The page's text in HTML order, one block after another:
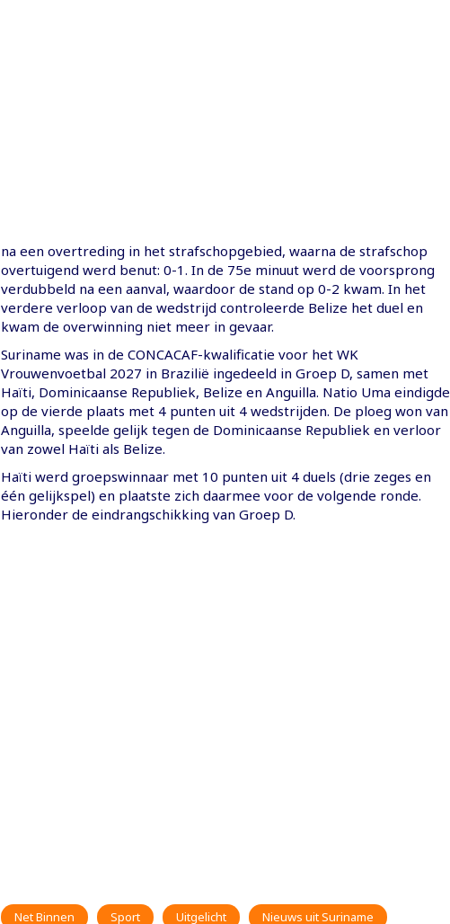
na een overtreding in het strafschopgebied, waarna de strafschop
overtuigend werd benut: 0-1. In de 75e minuut werd de voorsprong
verdubbeld na een aanval, waardoor de stand op 0-2 kwam. In het
verdere verloop van de wedstrijd controleerde Belize het duel en
kwam de overwinning niet meer in gevaar.
Suriname was in de CONCACAF-kwalificatie voor het WK
Vrouwenvoetbal 2027 in Brazilië ingedeeld in Groep D, samen met
Haïti, Dominicaanse Republiek, Belize en Anguilla. Natio Uma eindigde
op de vierde plaats met 4 punten uit 4 wedstrijden. De ploeg won van
Anguilla, speelde gelijk tegen de Dominicaanse Republiek en verloor
van zowel Haïti als Belize.
Haïti werd groepswinnaar met 10 punten uit 4 duels (drie zeges en
één gelijkspel) en plaatste zich daarmee voor de volgende ronde.
Hieronder de eindrangschikking van Groep D.
Net Binnen Sport Uitgelicht Nieuws uit Suriname